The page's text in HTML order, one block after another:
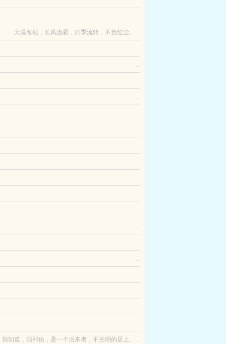
平等地厌恶新环境的一切。但她发现自己没办法
原本因为和凌烟阁二十四功臣之一的大牛沾亲带...
大漠客栈，长风流霜，四季流转，不负红尘。...
瓷旗袍，一眼万年。选秀决赛，手持龙胆亮银
...
对外无名分对内心意相通的三人行关系四大家族在...
全靠海面捞取，不仅如此，还要面临海兽和天灾
照片高p也是绝世大美女。尤禾和你说不明白。
，也是一场军警联动的追捕之路。全文以女主和
色分别是匿名，情节精彩纷呈，本站纯净无弹
身怀六甲的她踢下楼梯。霍清梨倒在血泊里，含恨
凭空给我变个鼓手出来吗？不过魅魔真是一种辛苦...
...
吧？杨帆感觉被这个世界给欺骗了，在他寻死之际...
系统傀儡就跑路了！还好系统傀儡自带一个空
本的书生换成了铁匠。重生女这一世你的好姻缘该...
过后期和女主会让他学男德改正的）不过doi的时
知道，我祁佑，是一个后来者，不光明的居上。...